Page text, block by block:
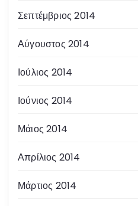
Σεπτέμβριος 2014
Αύγουστος 2014
Ιούλιος 2014
Ιούνιος 2014
Μάιος 2014
Απρίλιος 2014
Μάρτιος 2014